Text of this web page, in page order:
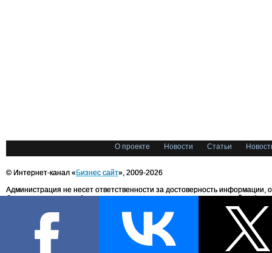
О проекте Новости Статьи
© Интернет-канал «Бизнес сайт», 2009-2026
Администрация не несет ответственности за достоверность информации,
блоггерами портала. Администрация не предоставляет справочной
Все права на любые материалы, опубликованные на сайте, защищены в
международным законодательством об авторском праве и смежных правах. При
текстовых, аудио-, фото- и видеоматериалов ссылка на «Бизнес сайт.ru»